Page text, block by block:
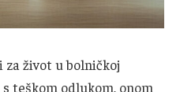
za život u bolničkoj
teškom odlukom, onom